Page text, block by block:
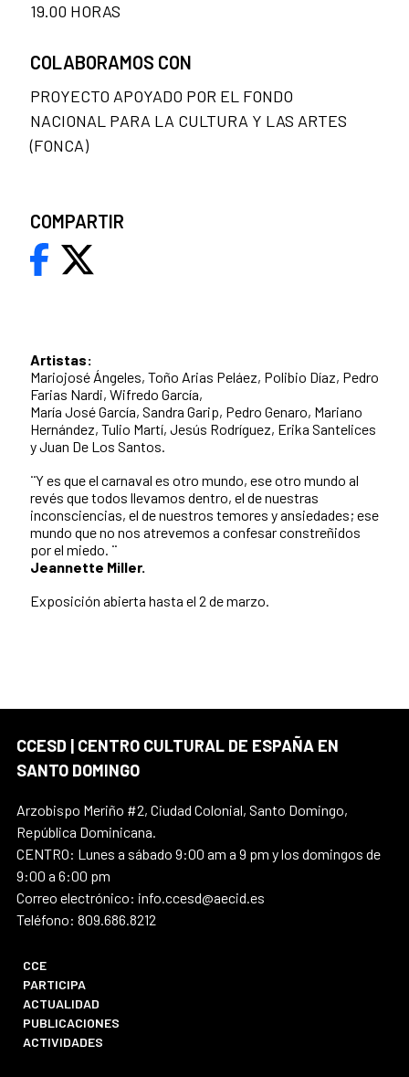
Artistas:
Mariojosé Ángeles, Toño Arias Peláez, Polibio Díaz, Pedro
Farias Nardi, Wifredo García,
María José García, Sandra Garip, Pedro Genaro, Mariano
Hernández, Tulio Martí, Jesús Rodríguez, Erika Santelices
y Juan De Los Santos.
¨Y es que el carnaval es otro mundo, ese otro mundo al
revés que todos llevamos dentro, el de nuestras
inconsciencias, el de nuestros temores y ansiedades; ese
mundo que no nos atrevemos a confesar constreñidos
por el miedo. ¨
Jeannette Miller.
Exposición abierta hasta el 2 de marzo.
19.00 HORAS
COLABORAMOS CON
PROYECTO APOYADO POR EL FONDO
NACIONAL PARA LA CULTURA Y LAS ARTES
(FONCA)
COMPARTIR
CCESD | CENTRO CULTURAL DE ESPAÑA EN
SANTO DOMINGO
Arzobispo Meriño #2, Ciudad Colonial, Santo Domingo,
República Dominicana.
CENTRO: Lunes a sábado 9:00 am a 9 pm y los domingos de
9:00 a 6:00 pm
Correo electrónico: info.ccesd@aecid.es
Teléfono: 809.686.8212
CCE
PARTICIPA
ACTUALIDAD
PUBLICACIONES
ACTIVIDADES